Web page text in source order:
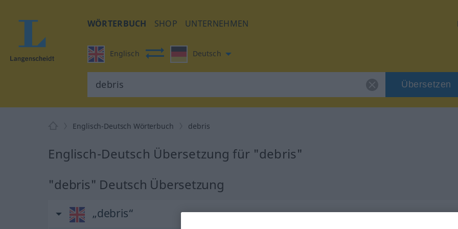
WÖRTERBUCH SHOP UNTERNEHMEN
Englisch Deutsch
Übersetzen
Englisch-Deutsch Wörterbuch debris
Englisch-Deutsch Übersetzung für "debris"
"debris" Deutsch Übersetzung
„debris“